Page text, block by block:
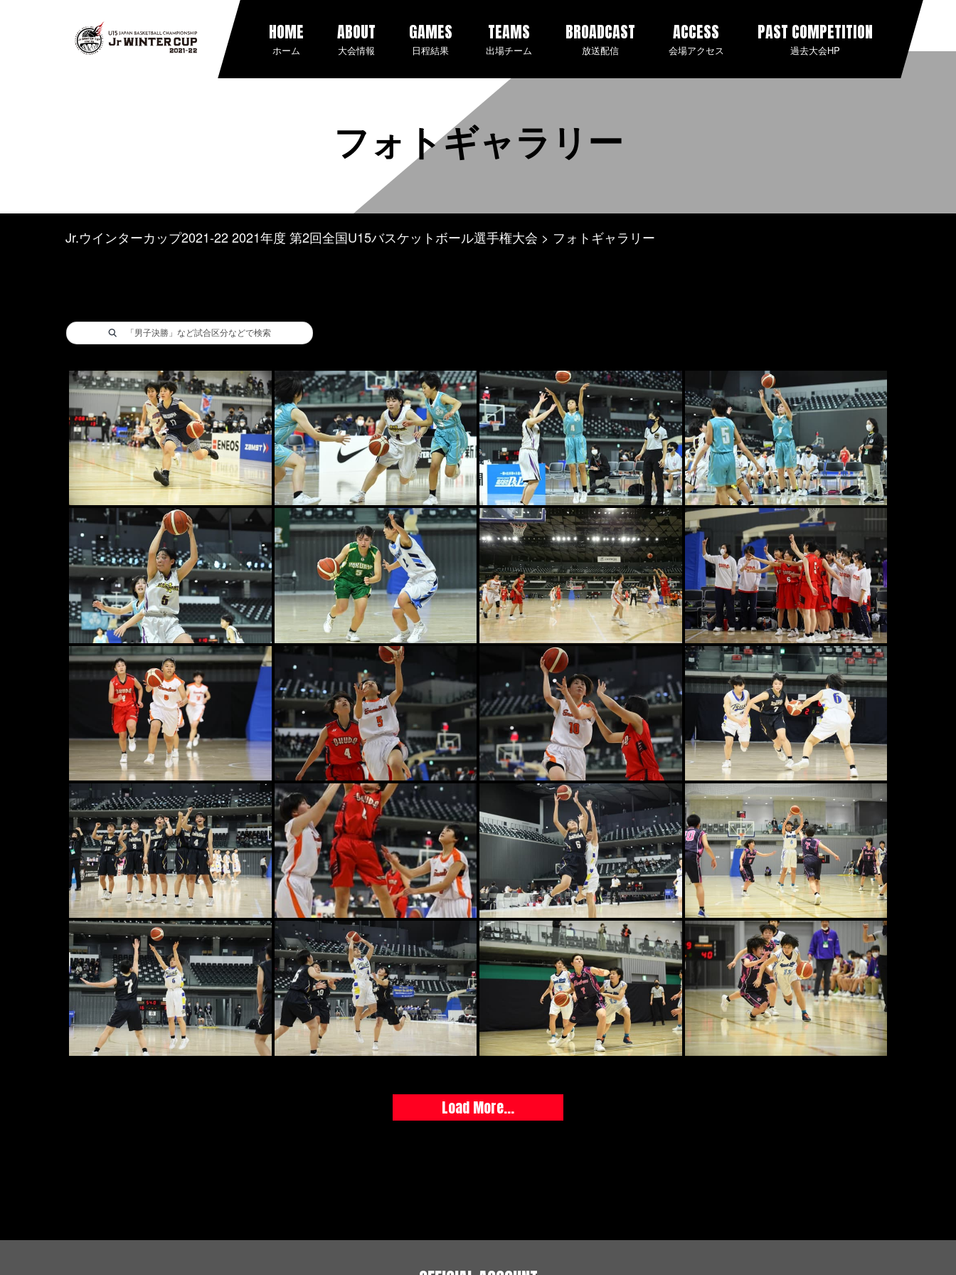
HOME
ホーム
ABOUT
大会情報
GAMES
日程結果
TEAMS
出場チーム
BROADCAST
放送配信
ACCESS
会場アクセス
PAST COMPETITION
過去大会HP
フォトギャラリー
Jr.ウインターカップ2021-22 2021年度 第2回全国U15バスケットボール選手権大会 フォトギャラリー
「男子決勝」など試合区分などで検索
Load More...